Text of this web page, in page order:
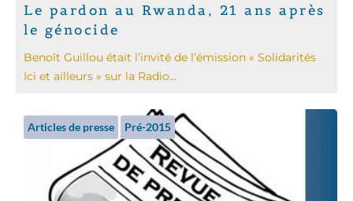
Le pardon au Rwanda, 21 ans après
le génocide
Benoît Guillou était l’invité de l’émission « Solidarités
Ici et ailleurs » sur la Radio...
Articles de presse Pré-2015